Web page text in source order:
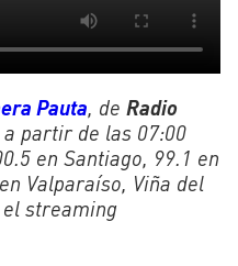
Pauta, de Radio
partir de las 07:00
en Santiago, 99.1 en
Valparaíso, Viña del
el streaming